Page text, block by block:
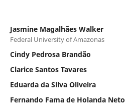
Jasmine Magalhães Walker
Federal University of Amazonas
Cindy Pedrosa Brandão
Clarice Santos Tavares
Eduarda da Silva Oliveira
Fernando Fama de Holanda Neto